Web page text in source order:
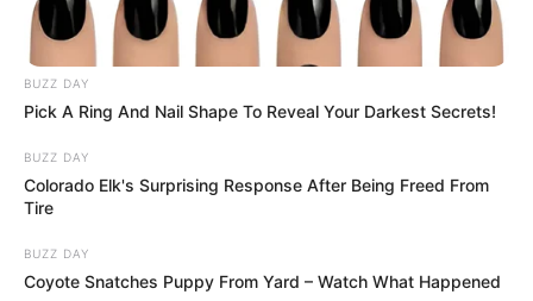
BUZZ DAY
Pick A Ring And Nail Shape To Reveal Your Darkest Secrets!
BUZZ DAY
Colorado Elk's Surprising Response After Being Freed From
Tire
BUZZ DAY
Coyote Snatches Puppy From Yard – Watch What Happened